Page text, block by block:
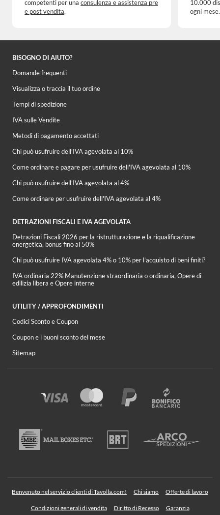
competenti per una consulenza e assistenza pre
e post vendita.
10.000
ogni mese.
BISOGNO DI AIUTO?
Domande frequenti
Visualizza o traccia il tuo ordine
Tempi di spedizione
IVA sulle Vendite
Metodi di pagamento accettati
Chi può usufruire dell’IVA agevolata al 10%
Come ordinare e pagare per usufruire dell'IVA agevolata al 10%
Chi può usufruire dell’IVA agevolata al 4%
Come ordinare per usufruire dell'IVA agevolata al 4%
DETRAZIONI FISCALI E IVA AGEVOLATA
Detrazioni Fiscali 2026 per la ristrutturazione e la riqualificazione
energetica, bonus fino al 50%
Chi può usufruire IVA agevolata 4% o 10% per l'acquisto di beni finiti?
IVA ordinaria 22% Manutenzione straordinaria o ordinaria, Opere di
edilizia libera e Opere interne
UTILITY / APPROFONDIMENTI
Codici Sconto e Coupon
Coupon e i buoni sconto del mese
Sitemap
Benvenuto nel servizio clienti di Tavolla.com! Chi siamo Offerte di lavoro
Condizioni generali di vendita Diritto di Recesso Garanzia